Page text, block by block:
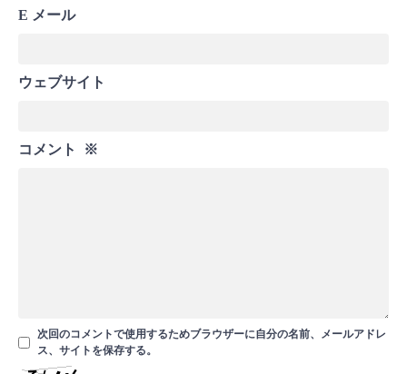
E メール
ウェブサイト
コメント ※
次回のコメントで使用するためブラウザーに自分の名前、メールアドレ
ス、サイトを保存する。